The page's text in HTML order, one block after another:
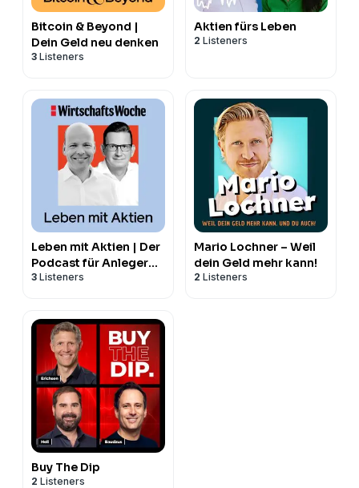
Bitcoin & Beyond |
Dein Geld neu denken
3 Listeners
Aktien fürs Leben
2 Listeners
Leben mit Aktien | Der
Podcast für Anleger
mit Weitblick
3 Listeners
Mario Lochner – Weil
dein Geld mehr kann!
2 Listeners
Buy The Dip
2 Listeners